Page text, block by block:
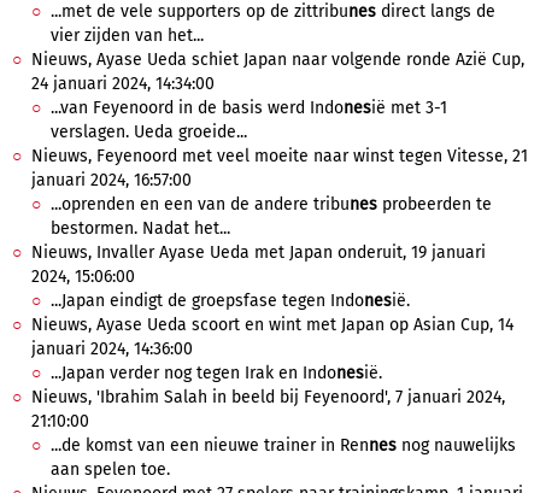
...met de vele supporters op de zittribunes direct langs de
vier zijden van het...
Nieuws, Ayase Ueda schiet Japan naar volgende ronde Azië Cup,
24 januari 2024, 14:34:00
...van Feyenoord in de basis werd Indonesië met 3-1
verslagen. Ueda groeide...
Nieuws, Feyenoord met veel moeite naar winst tegen Vitesse, 21
januari 2024, 16:57:00
...oprenden en een van de andere tribunes probeerden te
bestormen. Nadat het...
Nieuws, Invaller Ayase Ueda met Japan onderuit, 19 januari
2024, 15:06:00
...Japan eindigt de groepsfase tegen Indonesië.
Nieuws, Ayase Ueda scoort en wint met Japan op Asian Cup, 14
januari 2024, 14:36:00
...Japan verder nog tegen Irak en Indonesië.
Nieuws, 'Ibrahim Salah in beeld bij Feyenoord', 7 januari 2024,
21:10:00
...de komst van een nieuwe trainer in Rennes nog nauwelijks
aan spelen toe.